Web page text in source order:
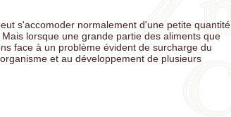
s'accomoder normalement d'une petite quantité
lorsque une grande partie des aliments que
face à un problème évident de surcharge du
et au développement de plusieurs